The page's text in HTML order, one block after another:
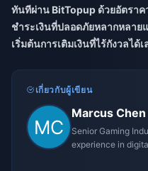
ทันทีผ่าน BitTopup ด้วยอัตราค
ชำระเงินที่ปลอดภัยหลากหลา
เริ่มต้นการเติมเงินที่ไร้กังวลได้
เกี่ยวกับผู้เขียน
Marcus Chen
Senior Gaming
experience in